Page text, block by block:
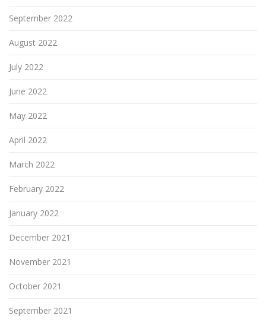
September 2022
August 2022
July 2022
June 2022
May 2022
April 2022
March 2022
February 2022
January 2022
December 2021
November 2021
October 2021
September 2021